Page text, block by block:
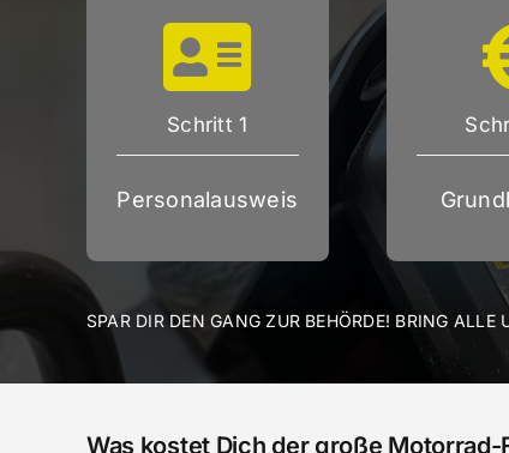
Schritt 1
Personalausweis
SPAR DIR DEN GANG ZUR BEHÖRDE! BRING
Was kostet Dich der große Motorrad-